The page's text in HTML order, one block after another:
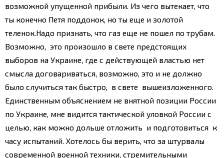
возможной упущенной прибыли. Из чего вытекает, что
ты конечно Петя поддонок, но ты еще и золотой
теленок. Надо признать, что газ еще не пошел по трубам.
Возможно, это произошло в свете предстоящих
выборов на Украине, где с действующей властью нет
смысла договариваться, возможно, это и не должно
было случиться так быстро, в свете вышеизложенного.
Единственным объяснением не внятной позиции России
по Украине, мне видится тактической уловкой России с
целью, как можно дольше отложить и подготовиться к
часу испытаний. Хотелось бы верить, что за штурвалы
современной военной техники, стремительными